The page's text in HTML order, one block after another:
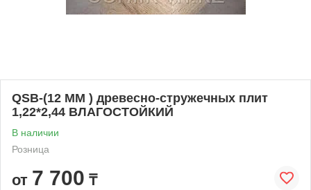
QSB-(12 ММ ) древесно-стружечных плит
1,22*2,44 ВЛАГОСТОЙКИЙ
В наличии
Розница
от 7 700 ₸